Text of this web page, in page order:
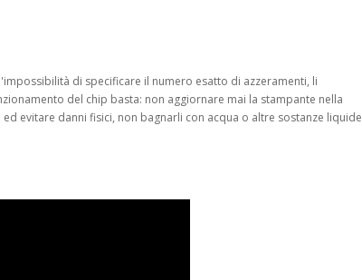
di specificare il numero esatto di azzeramenti, li
del chip basta: non aggiornare mai la stampante nella
evitare danni fisici, non bagnarli con acqua o altre sostanze liquide